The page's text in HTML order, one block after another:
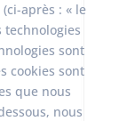
(ci-après : « le
technologies
sont
cookies sont
que nous
nous